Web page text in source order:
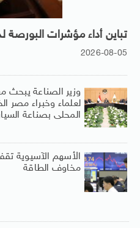
تباين أداء مؤشرات البورصة
2026-08-05
وزير الصناعة يبحث
لعلماء وخبراء مصر
المحلى بصناعة
الأسهم الآسيوية
مخاوف الطاقة